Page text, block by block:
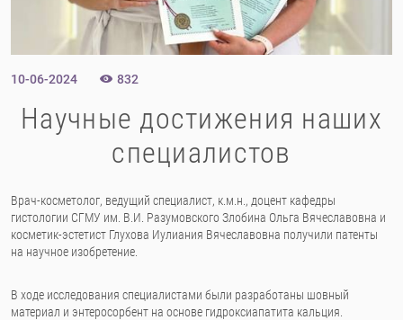
Научные достижения наших
специалистов
10-06-2024 832
Врач-косметолог, ведущий специалист, к.м.н., доцент кафедры
гистологии СГМУ им. В.И. Разумовского Злобина Ольга Вячеславовна и
косметик-эстетист Глухова Иулиания Вячеславовна получили патенты
на научное изобретение.
В ходе исследования специалистами были разработаны шовный
материал и энтеросорбент на основе гидроксиапатита кальция.